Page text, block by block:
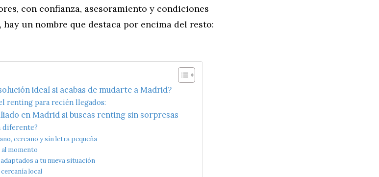
con confianza, asesoramiento y condiciones
hay un nombre que destaca por encima del resto:
ideal si acabas de mudarte a Madrid?
renting para recién llegados:
en Madrid si buscas renting sin sorpresas
diferente?
cercano y sin letra pequeña
al momento
a tu nueva situación
local